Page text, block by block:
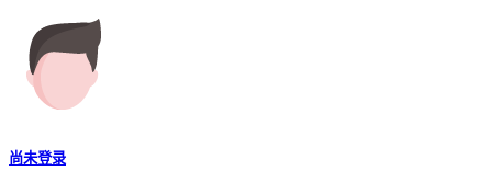
尚未登录